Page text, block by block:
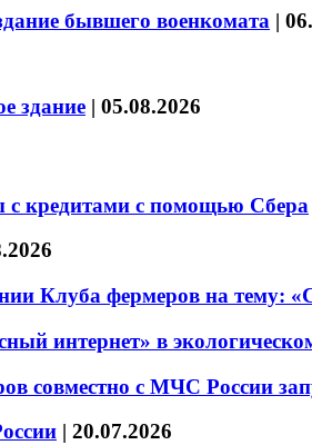
бывшего военкомата |
здание | 05.08.2026
кредитами с помощью Сбера
Клуба фермеров на тему:
интернет» в
совместно с МЧС России
| 20.07.2026